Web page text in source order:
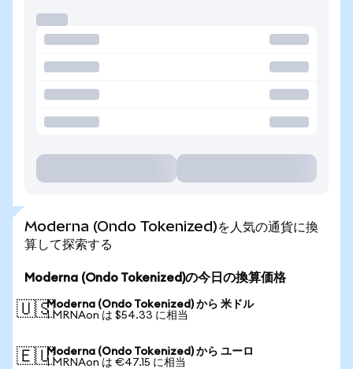
Moderna (Ondo Tokenized)を人気の通貨に換
算して探索する
Moderna (Ondo Tokenized)の今日の換算価格
🇺🇸Moderna (Ondo Tokenized) から 米ドル
1 MRNAon は $54.33 に相当
🇪🇺Moderna (Ondo Tokenized) から ユーロ
1 MRNAon は €47.15 に相当